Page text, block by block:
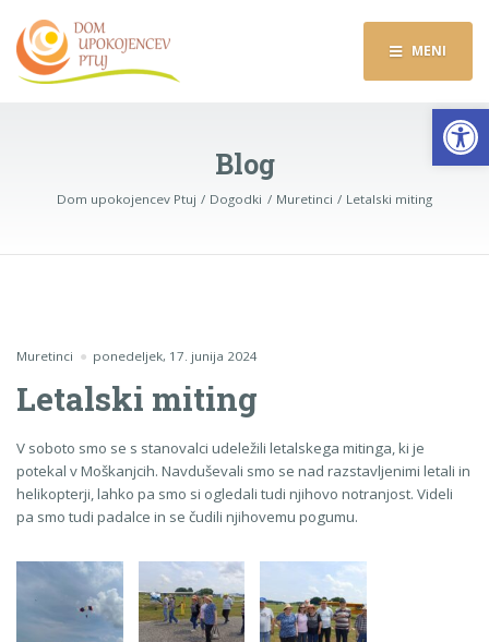
MENI
Blog
Dom upokojencev Ptuj Dogodki Muretinci Letalski miting
Muretinci ponedeljek, 17. junija 2024
Letalski miting
V soboto smo se s stanovalci udeležili letalskega mitinga, ki je
potekal v Moškanjcih. Navduševali smo se nad razstavljenimi letali in
helikopterji, lahko pa smo si ogledali tudi njihovo notranjost. Videli
pa smo tudi padalce in se čudili njihovemu pogumu.